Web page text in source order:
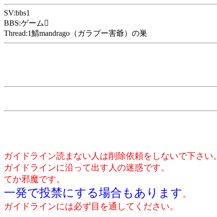
SV:bbs1
BBS:ゲーム
Thread:1鯖mandrago（ガラプー害爺）の巣
ガイドライン読まない人は削除依頼をしないで下さい
ガイドラインに沿って出す人の迷惑です。
てか邪魔です。
一発で投禁にする場合もあります。
ガイドラインには必ず目を通してください。